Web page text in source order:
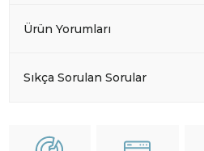
Ürün Yorumları
Sıkça Sorulan Sorular